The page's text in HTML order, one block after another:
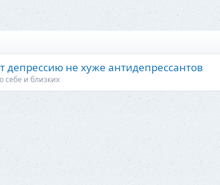
депрессию не хуже антидепрессантов
себе и близких